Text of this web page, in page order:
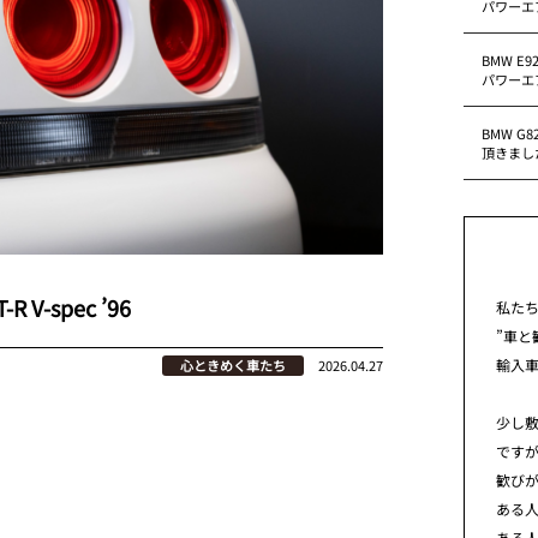
V-spec ’96
心ときめく車たち 2026.04.27
パワー
BMW
パワー
BMW
頂きまし
私た
”車と
輸入
少し
です
歓び
ある